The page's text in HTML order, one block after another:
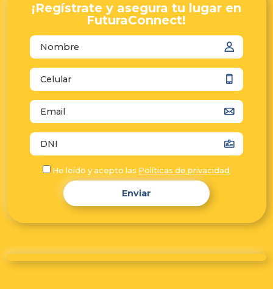
¡Regístrate y asegura tu lugar en
FuturaConnect!
He leído y acepto las Políticas de privacidad
Enviar